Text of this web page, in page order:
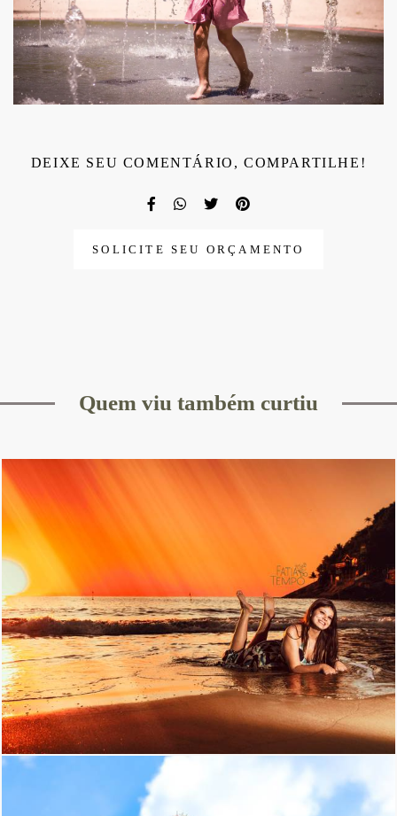
DEIXE SEU COMENTÁRIO, COMPARTILHE!
SOLICITE SEU ORÇAMENTO
Quem viu também curtiu